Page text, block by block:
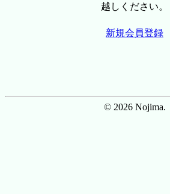
越しください。
新規会員登録
© 2026 Nojima.